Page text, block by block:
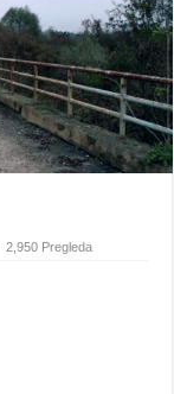
2,950 Pregleda